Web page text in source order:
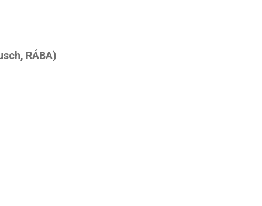
RÁBA)